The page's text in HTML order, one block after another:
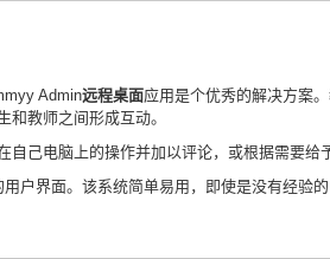
Admin远程桌面应用是个优秀的解决方案
教师之间形成互动。
己电脑上的操作并加以评论，或根据需要给
户界面。该系统简单易用，即使是没有经验的